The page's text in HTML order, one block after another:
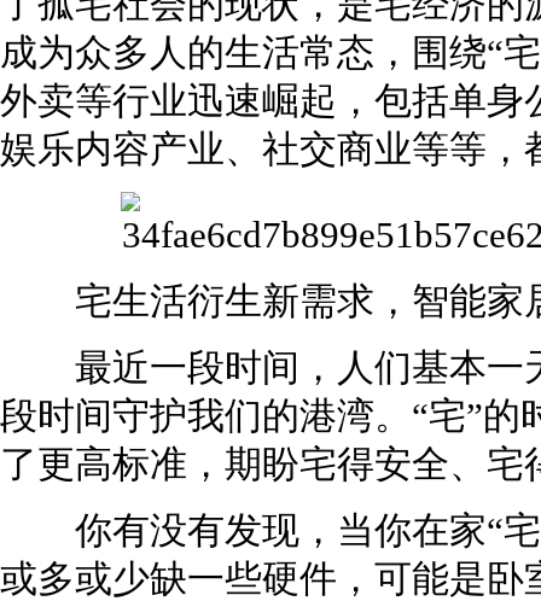
成为众多人的生活常态，围绕“
外卖等行业迅速崛起，包括单
娱乐内容产业、社交商业等等，
宅生活衍生新需求，智能家
最近一段时间，人们基本一
段时间守护我们的港湾。“宅”的
了更高标准，期盼宅得安全、宅
你有没有发现，当你在家“宅
或多或少缺一些硬件，可能是